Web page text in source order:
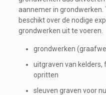
aannemer in grondwerken.
beschikt over de nodige
grondwerken uit te voeren.
grondwerken
uitgraven van kelders,
opritten
sleuven graven voor